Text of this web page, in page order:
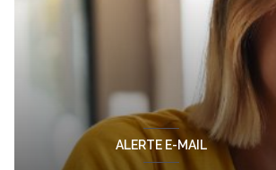
ALERTE E-MAIL